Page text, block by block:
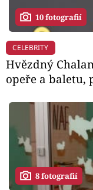
10 fotografií
CELEBRITY
Hvězdný
opeře a baletu,
8 fotografií